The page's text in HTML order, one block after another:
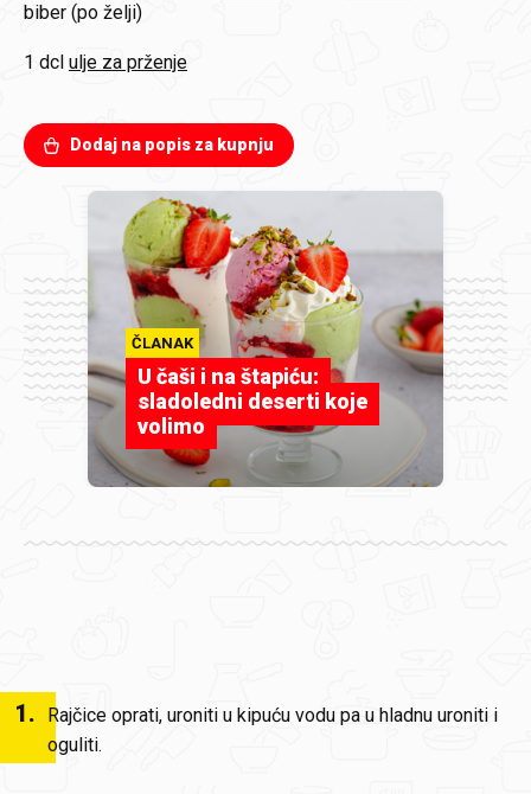
biber (po želji)
1 dcl ulje za prženje
Dodaj na popis za kupnju
ČLANAK
U čaši i na štapiću:
sladoledni deserti koje
volimo
1.
Rajčice oprati, uroniti u kipuću vodu pa u hladnu uroniti i
oguliti.